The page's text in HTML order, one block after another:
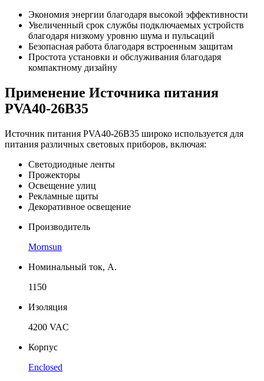
Экономия энергии благодаря высокой эффективности
Увеличенный срок службы подключаемых устройств
благодаря низкому уровню шума и пульсаций
Безопасная работа благодаря встроенным защитам
Простота установки и обслуживания благодаря
компактному дизайну
Применение Источника питания
PVA40-26B35
Источник питания PVA40-26B35 широко используется для
питания различных световых приборов, включая:
Светодиодные ленты
Прожекторы
Освещение улиц
Рекламные щиты
Декоративное освещение
Производитель
Mornsun
Номинальный ток, А.
1150
Изоляция
4200 VAC
Корпус
Enclosed